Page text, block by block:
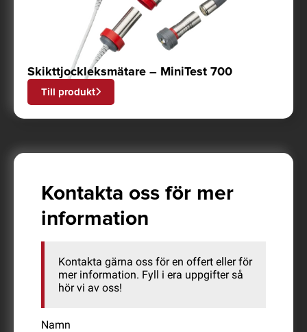
Skikttjockleksmätare – MiniTest 700
Till produkt
Kontakta oss för mer
information
Kontakta gärna oss för en offert eller för
mer information. Fyll i era uppgifter så
hör vi av oss!
Namn